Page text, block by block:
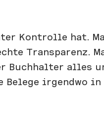
Kontrolle hat.
Transparenz.
Buchhalter alles
irgendwo in